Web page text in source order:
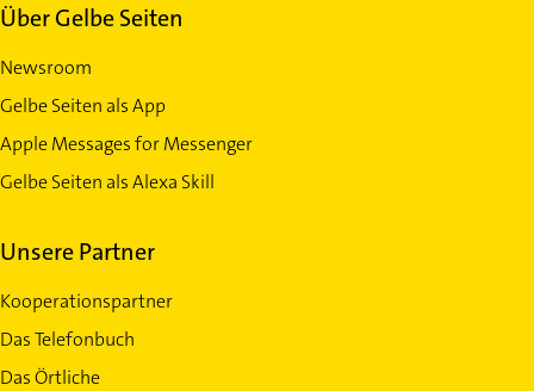
Über Gelbe Seiten
Newsroom
Gelbe Seiten als App
Apple Messages for Messenger
Gelbe Seiten als Alexa Skill
Unsere Partner
Kooperationspartner
Das Telefonbuch
Das Örtliche